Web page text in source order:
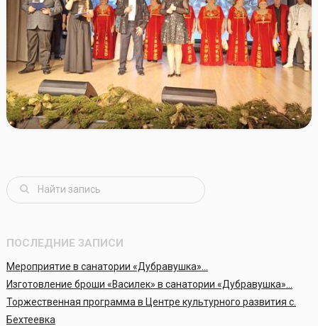
ПОСЛЕДНИЕ ЗАПИСИ
Мероприятие в санатории «Дубравушка»…
Изготовление броши «Василек» в санатории «Дубравушка»…
Торжественная программа в Центре культурного развития с.
Бехтеевка